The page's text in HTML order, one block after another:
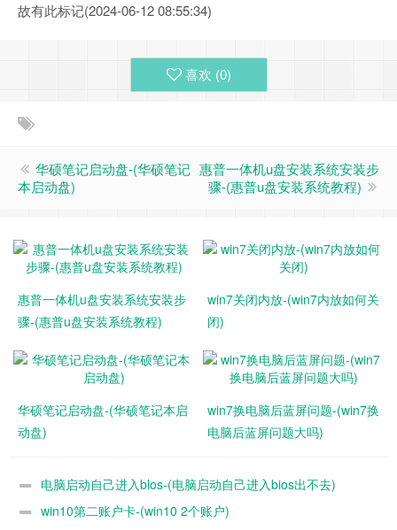
故有此标记(2024-06-12 08:55:34)
喜欢 (0)
华硕笔记启动盘-(华硕笔记
本启动盘)
惠普一体机u盘安装系统安装步
骤-(惠普u盘安装系统教程)
惠普一体机u盘安装系统安装步
骤-(惠普u盘安装系统教程)
win7关闭内放-(win7内放如何关
闭)
华硕笔记启动盘-(华硕笔记本启
动盘)
win7换电脑后蓝屏问题-(win7换
电脑后蓝屏问题大吗)
电脑启动自己进入blos-(电脑启动自己进入bios出不去)
win10第二账户卡-(win10 2个账户)